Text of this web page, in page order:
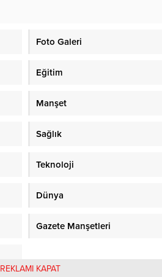
Foto Galeri
Eğitim
Manşet
Sağlık
Teknoloji
Dünya
Gazete Manşetleri
REKLAMI KAPAT